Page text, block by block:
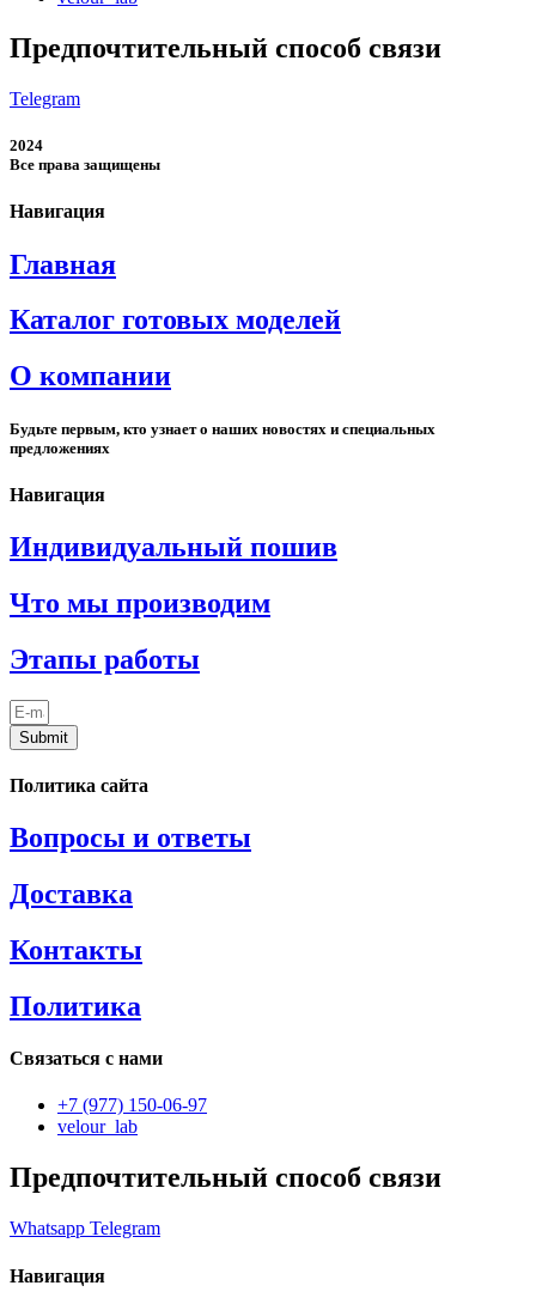
Предпочтительный способ связи
Telegram
2024
Все права защищены
Навигация
Главная
Каталог готовых моделей
О компании
Будьте первым, кто узнает о наших новостях и специальных
предложениях
Навигация
Индивидуальный пошив
Что мы производим
Этапы работы
Submit
Политика сайта
Вопросы и ответы
Доставка
Контакты
Политика
Связаться с нами
+7 (977) 150-06-97
velour_lab
Предпочтительный способ связи
Whatsapp Telegram
Навигация